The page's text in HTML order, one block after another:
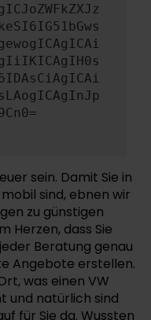
sein. Damit Sie in
sind, ebnen wir
zu günstigen
Herzen, dass Sie
Beratung genau
Angebote erstellen.
was einen VW
und natürlich sind
für Sie da. Wussten